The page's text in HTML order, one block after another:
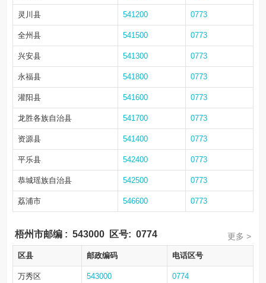
灵川县 541200 0773
全州县 541500 0773
兴安县 541300 0773
永福县 541800 0773
灌阳县 541600 0773
龙胜各族自治县 541700 0773
资源县 541400 0773
平乐县 542400 0773
恭城瑶族自治县 542500 0773
荔浦市 546600 0773
梧州市邮编 : 543000 区号: 0774 更多 >
区县 邮政编码 电话区号
万秀区 543000 0774